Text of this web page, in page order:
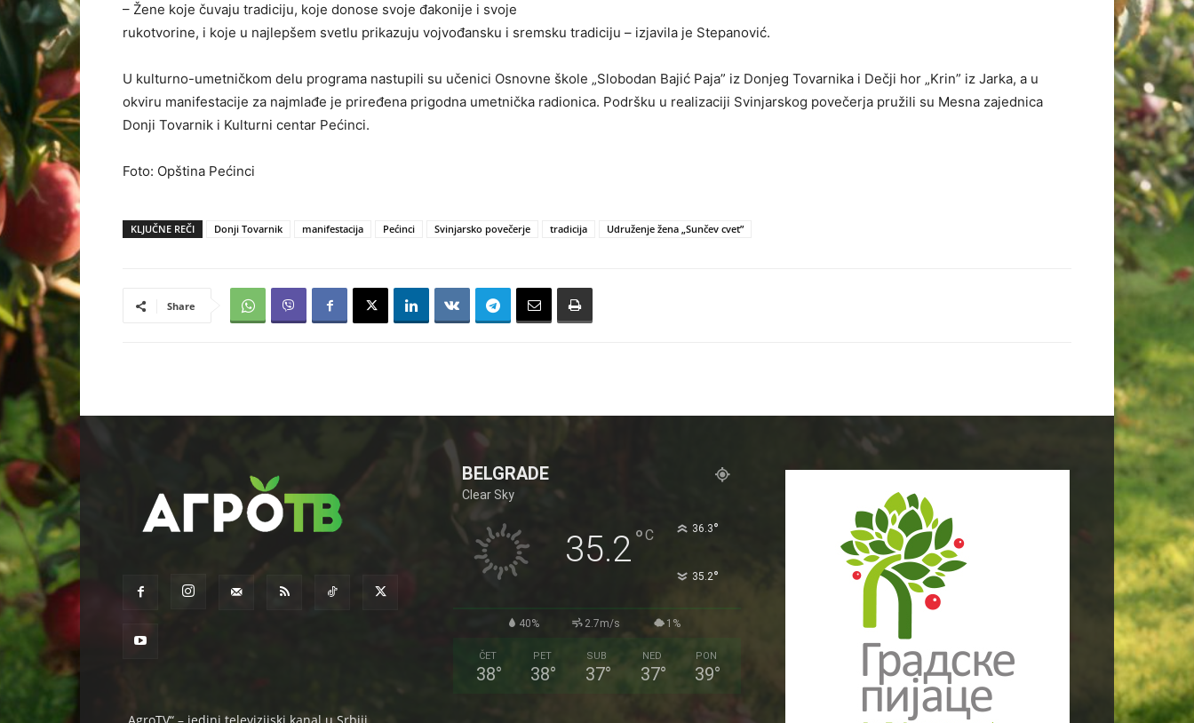
– Žene koje čuvaju tradiciju, koje donose svoje đakonije i svoje
rukotvorine, i koje u najlepšem svetlu prikazuju vojvođansku i sremsku tradiciju – izjavila je Stepanović.
U kulturno-umetničkom delu programa nastupili su učenici Osnovne škole „Slobodan Bajić Paja” iz Donjeg Tovarnika i Dečji hor „Krin” iz Jarka, a u
okviru manifestacije za najmlađe je priređena prigodna umetnička radionica. Podršku u realizaciji Svinjarskog povečerja pružili su Mesna zajednica
Donji Tovarnik i Kulturni centar Pećinci.
Foto: Opština Pećinci
KLJUČNE REČI Donji Tovarnik manifestacija Pećinci Svinjarsko povečerje tradicija Udruženje žena „Sunčev cvet”
Share
BELGRADE
Clear Sky
35.2°C 36.3°
35.2°
40% 2.7m/s 1%
ČET
38°
PET
38°
SUB
37°
NED
37°
PON
39°